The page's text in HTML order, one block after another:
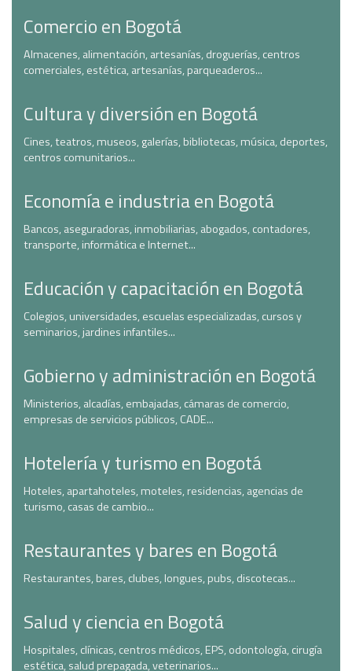
Comercio en Bogotá
Almacenes, alimentación, artesanías, droguerías, centros
comerciales, estética, artesanías, parqueaderos...
Cultura y diversión en Bogotá
Cines, teatros, museos, galerías, bibliotecas, música, deportes,
centros comunitarios...
Economía e industria en Bogotá
Bancos, aseguradoras, inmobiliarias, abogados, contadores,
transporte, informática e Internet...
Educación y capacitación en Bogotá
Colegios, universidades, escuelas especializadas, cursos y
seminarios, jardines infantiles...
Gobierno y administración en Bogotá
Ministerios, alcadías, embajadas, cámaras de comercio,
empresas de servicios públicos, CADE...
Hotelería y turismo en Bogotá
Hoteles, apartahoteles, moteles, residencias, agencias de
turismo, casas de cambio...
Restaurantes y bares en Bogotá
Restaurantes, bares, clubes, longues, pubs, discotecas...
Salud y ciencia en Bogotá
Hospitales, clínicas, centros médicos, EPS, odontología, cirugía
estética, salud prepagada, veterinarios...